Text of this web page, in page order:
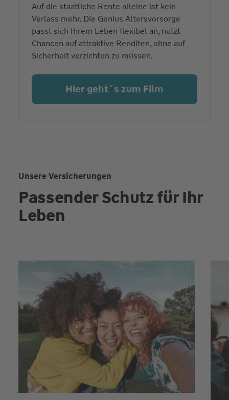
Auf die staatliche Rente alleine ist kein
Verlass mehr. Die Genius Altersvorsorge
passt sich Ihrem Leben flexibel an, nutzt
Chancen auf attraktive Renditen, ohne auf
Sicherheit verzichten zu müssen.
Hier geht´s zum Film
Unsere Versicherungen
Passender Schutz für Ihr
Leben